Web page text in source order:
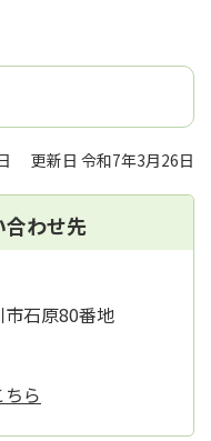
更新日 令和7年3月26日
わせ先
石原80番地
ら